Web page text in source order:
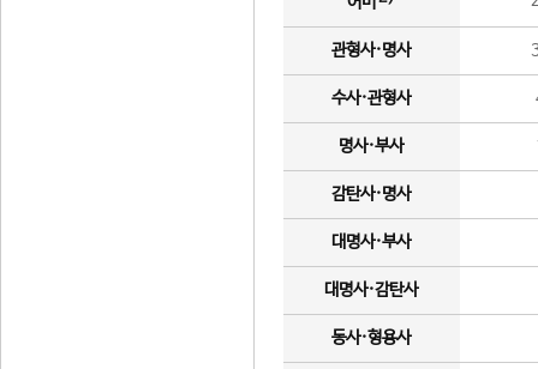
관형사·명사
수사·관형사
명사·부사
감탄사·명사
대명사·부사
대명사·감탄사
동사·형용사